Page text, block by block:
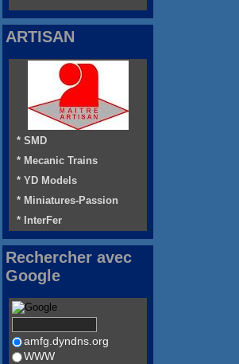
ARTISAN
* SMD
* Mecanic Trains
* YD Models
* Miniatures-Passion
* InterFer
Rechercher avec
Google
amfg.dyndns.org
WWW